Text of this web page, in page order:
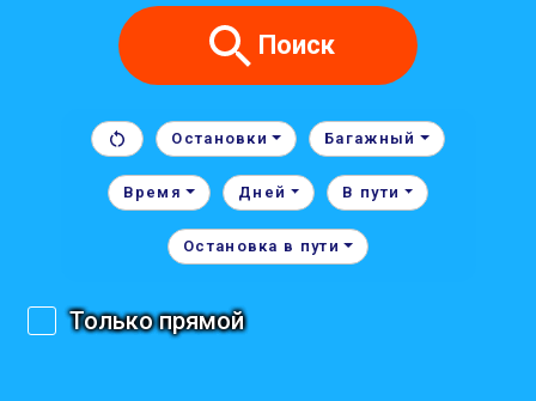
Поиск
Остановки Багажный
Время Дней В пути
Остановка в пути
Только прямой